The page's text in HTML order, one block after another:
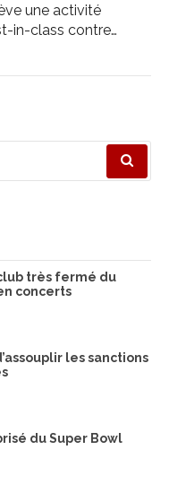
une activité
in-class contre…
très fermé du
concerts
les sanctions
du Super Bowl